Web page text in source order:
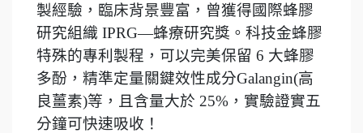
製經驗，臨床背景豐富，曾獲得國際蜂膠
研究組織 IPRG—蜂療研究獎。科技金蜂膠
特殊的專利製程，可以完美保留 6 大蜂膠
多酚，精準定量關鍵效性成分Galangin(高
良薑素)等，且含量大於 25%，實驗證實五
分鐘可快速吸收！